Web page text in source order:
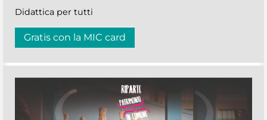
Didattica per tutti
Gratis con la MIC card